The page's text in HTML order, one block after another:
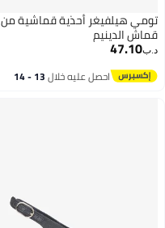
2
تومي هيلفيغر أحذية قماشية من
قماش الدينيم
د.ب‏47.10
احصل عليه خلال 13 - 14